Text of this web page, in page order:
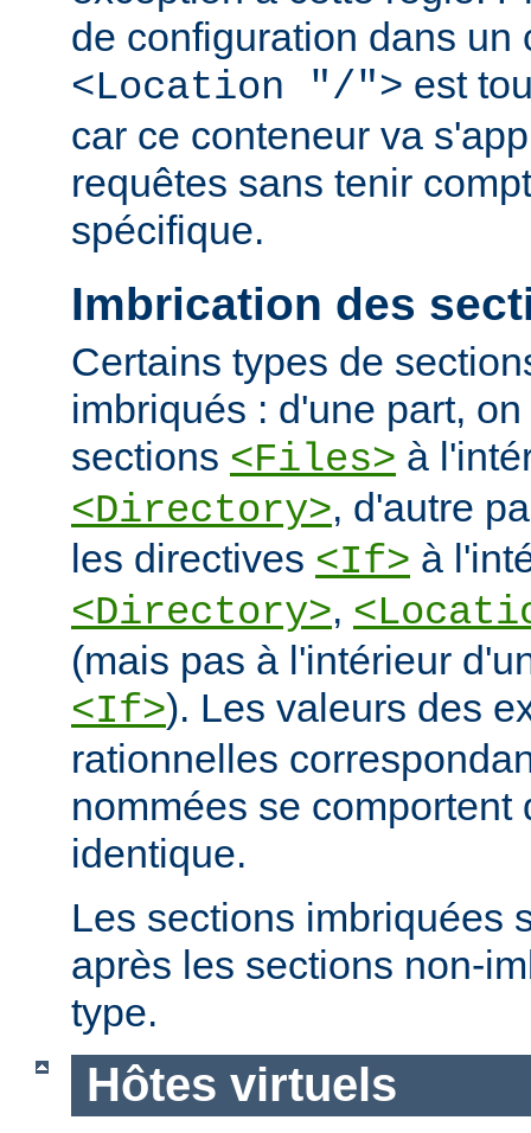
de configuration dans un
<Location "/"> est
car ce conteneur va
requêtes sans tenir
spécifique.
Imbrication des
Certains types de
imbriqués : d'une part,
sections <Files> à
<Directory>, d'autre
les directives <If> à
<Directory>,
(mais pas à l'intérieur
<If>). Les valeurs des
rationnelles
nommées se comportent
identique.
Les sections imbriquées
après les sections non-
type.
Hôtes virtuels